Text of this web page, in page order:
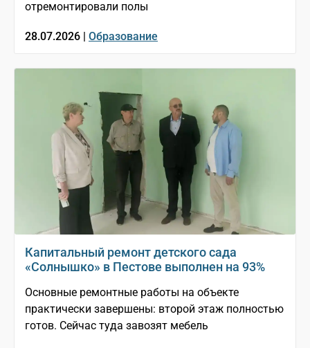
отремонтировали полы
28.07.2026 | Образование
Капитальный ремонт детского сада
«Солнышко» в Пестове выполнен на 93%
Основные ремонтные работы на объекте
практически завершены: второй этаж полностью
готов. Сейчас туда завозят мебель